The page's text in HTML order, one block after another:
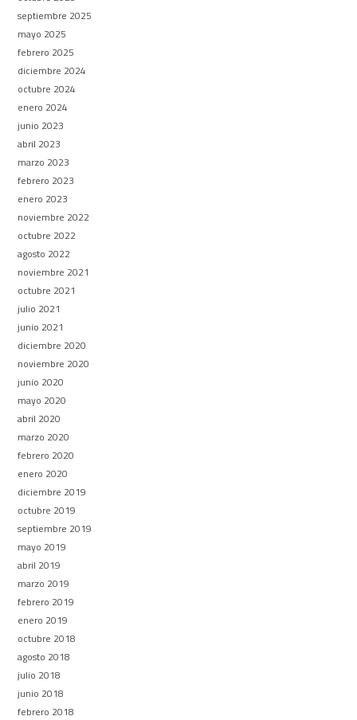
septiembre 2025
mayo 2025
febrero 2025
diciembre 2024
octubre 2024
enero 2024
junio 2023
abril 2023
marzo 2023
febrero 2023
enero 2023
noviembre 2022
octubre 2022
agosto 2022
noviembre 2021
octubre 2021
julio 2021
junio 2021
diciembre 2020
noviembre 2020
junio 2020
mayo 2020
abril 2020
marzo 2020
febrero 2020
enero 2020
diciembre 2019
octubre 2019
septiembre 2019
mayo 2019
abril 2019
marzo 2019
febrero 2019
enero 2019
octubre 2018
agosto 2018
julio 2018
junio 2018
febrero 2018